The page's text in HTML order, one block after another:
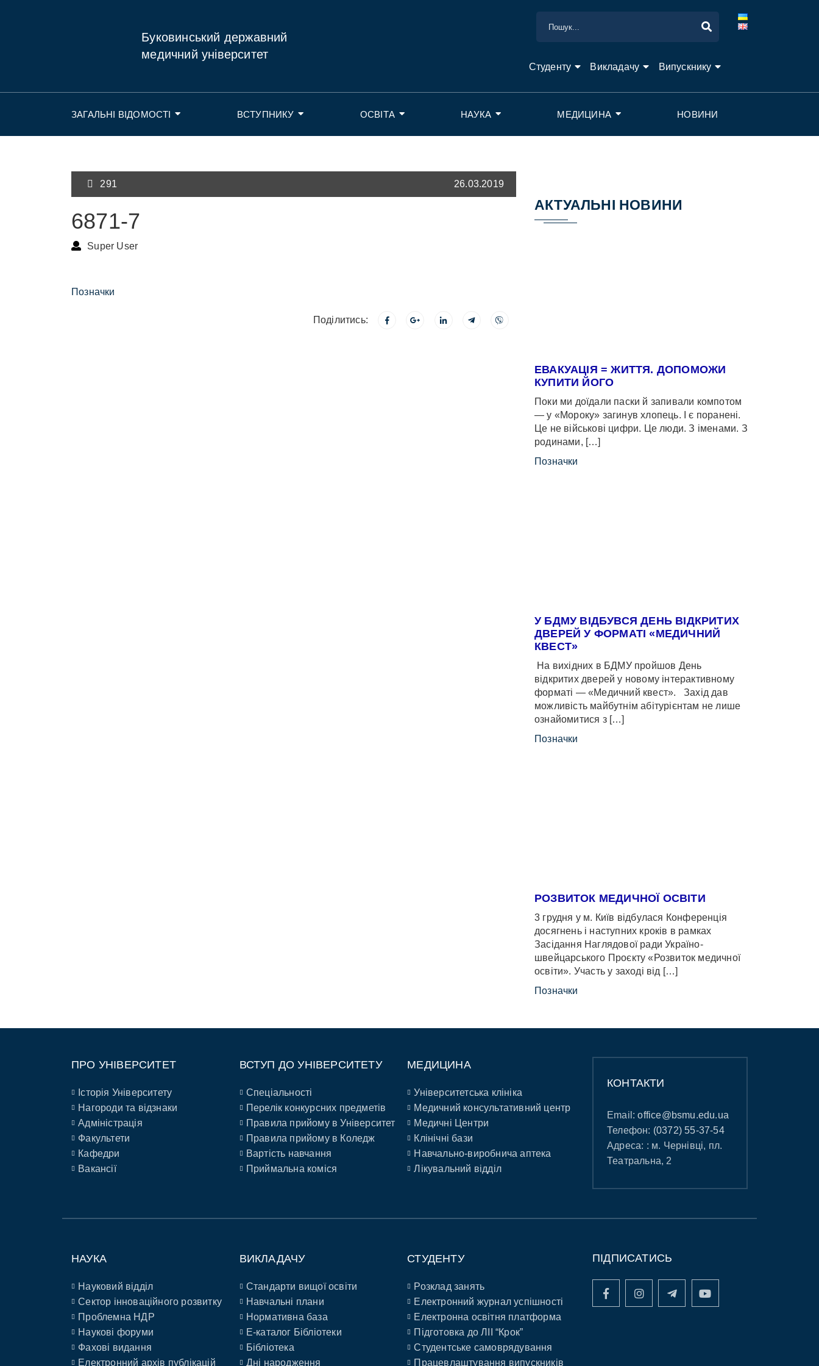
Буковинський державний
медичний університет
Студенту Викладачу Випускнику
ЗАГАЛЬНІ ВІДОМОСТІ ВСТУПНИКУ ОСВІТА НАУКА МЕДИЦИНА НОВИНИ
291 26.03.2019
6871-7
Super User
Позначки
Поділитись:
АКТУАЛЬНІ НОВИНИ
ЕВАКУАЦІЯ = ЖИТТЯ. ДОПОМОЖИ
КУПИТИ ЙОГО
Поки ми доїдали паски й запивали компотом
— у «Мороку» загинув хлопець. І є поранені.
Це не військові цифри. Це люди. З іменами. З
родинами, […]
Позначки
У БДМУ ВІДБУВСЯ ДЕНЬ ВІДКРИТИХ
ДВЕРЕЙ У ФОРМАТІ «МЕДИЧНИЙ
КВЕСТ»
На вихідних в БДМУ пройшов День
відкритих дверей у новому інтерактивному
форматі — «Медичний квест». Захід дав
можливість майбутнім абітурієнтам не лише
ознайомитися з […]
Позначки
РОЗВИТОК МЕДИЧНОЇ ОСВІТИ
3 грудня у м. Київ відбулася Конференція
досягнень і наступних кроків в рамках
Засідання Наглядової ради Україно-
швейцарського Проєкту «Розвиток медичної
освіти». Участь у заході від […]
Позначки
ПРО УНІВЕРСИТЕТ
Історія Університету
Нагороди та відзнаки
Адміністрація
Факультети
Кафедри
Вакансії
ВСТУП ДО УНІВЕРСИТЕТУ
Спеціальності
Перелік конкурсних предметів
Правила прийому в Університет
Правила прийому в Коледж
Вартість навчання
Приймальна коміся
МЕДИЦИНА
Університетська клініка
Медичний консультативний центр
Медичні Центри
Клінічні бази
Навчально-виробнича аптека
Лікувальний відділ
КОНТАКТИ
Email:office@bsmu.edu.ua
Телефон: (0372) 55-37-54
Адреса: : м. Чернівці, пл.
Театральна, 2
НАУКА
Науковий відділ
Сектор інноваційного розвитку
Проблемна НДР
Наукові форуми
Фахові видання
Електронний архів публікацій
ВИКЛАДАЧУ
Стандарти вищої освіти
Навчальні плани
Нормативна база
E-каталог Бібліотеки
Бібліотека
Дні народження
СТУДЕНТУ
Розклад занять
Електронний журнал успішності
Електронна освітня платформа
Підготовка до ЛІІ “Крок”
Студентське самоврядування
Працевлаштування випускників
ПІДПИСАТИСЬ